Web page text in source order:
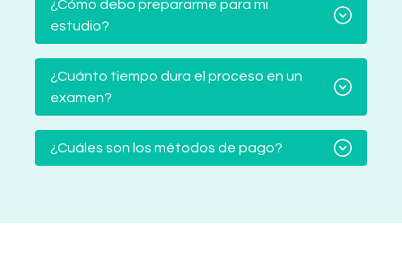
¿Cómo debo prepararme para mi
estudio?
¿Cuánto tiempo dura el proceso en un
examen?
¿Cuáles son los métodos de pago?